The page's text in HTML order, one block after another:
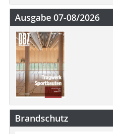
Ausgabe 07-08/2026
Brandschutz